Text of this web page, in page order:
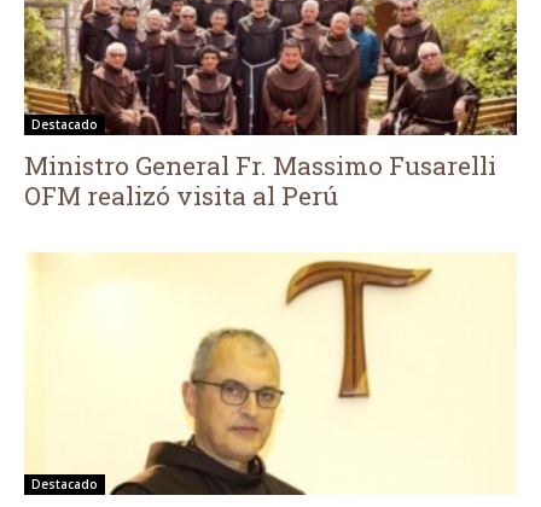
Destacado
Ministro General Fr. Massimo Fusarelli
OFM realizó visita al Perú
Destacado